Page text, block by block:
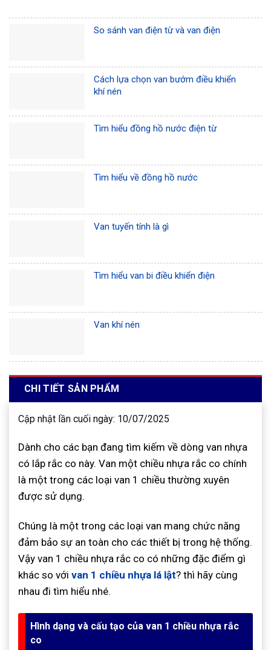
So sánh van điện từ và van điện
Cách lựa chọn van bướm điều khiển
khí nén
Tìm hiểu đồng hồ nước điện từ
Tìm hiểu về đồng hồ nước
Van tuyến tính là gì
Tìm hiểu van bi điều khiển điện
Van khí nén
CHI TIẾT SẢN PHẨM
Cập nhật lần cuối ngày: 10/07/2025
Dành cho các bạn đang tìm kiếm về dòng van nhựa
có lắp rắc co này. Van một chiều nhựa rắc co chính
là một trong các loại van 1 chiều thường xuyên
được sử dụng.
Chúng là một trong các loại van mang chức năng
đảm bảo sự an toàn cho các thiết bị trong hệ thống.
Vậy van 1 chiều nhựa rắc co có những đặc điểm gì
khác so với van 1 chiều nhựa lá lật? thì hãy cùng
nhau đi tìm hiểu nhé.
Hình dạng và cấu tạo của van 1 chiều nhựa rắc
co